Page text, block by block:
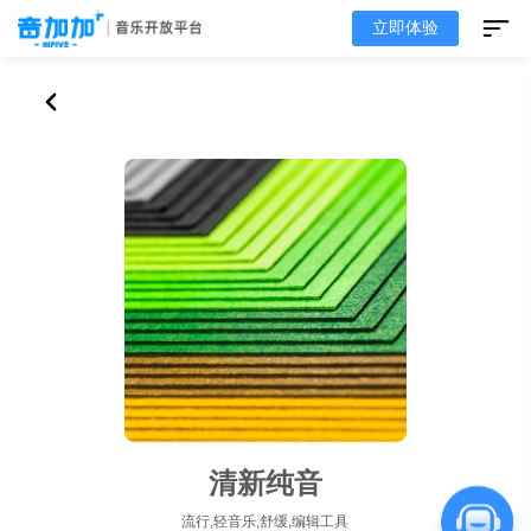
立即体验
清新纯音
流行,轻音乐,舒缓,编辑工具